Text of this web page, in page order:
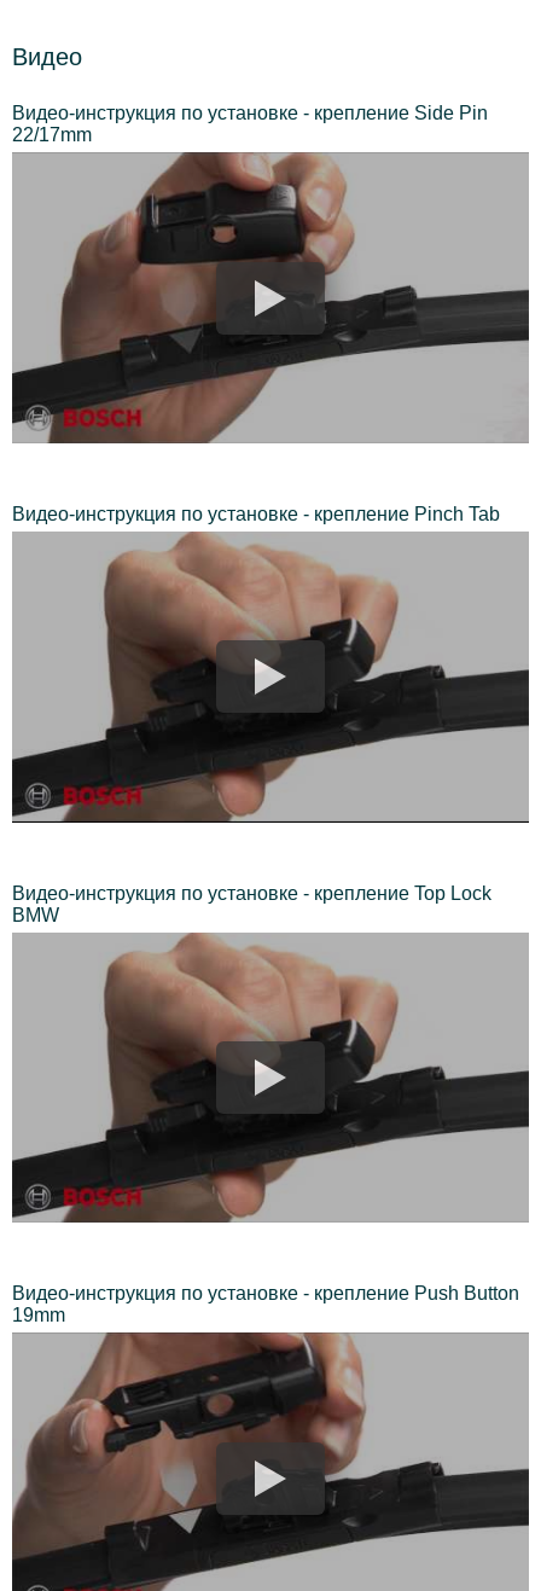
Видео
Видео-инструкция по установке - крепление Side Pin
22/17mm
Видео-инструкция по установке - крепление Pinch Tab
Видео-инструкция по установке - крепление Top Lock
BMW
Видео-инструкция по установке - крепление Push Button
19mm